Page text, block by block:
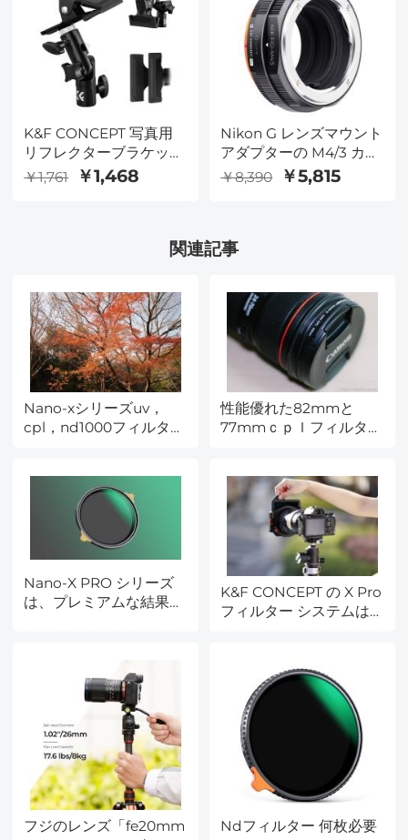
K&F CONCEPT 写真用
リフレクターブラケット
頑丈な金属製クリップブ
ラケット 5/8インチライ
￥1,761 ￥1,468
Nikon G レンズマウント
アダプターの M4/3 カメ
ラ
￥8,390 ￥5,815
関連記事
Nano-xシリーズuv，
cpl，nd1000フィルター
性能優れた82mmと
77mmｃｐｌフィルタ
Nano-X PRO シリーズ
は、プレミアムな結果と
K&F CONCEPT の X Pro
フィルター システムは
フジのレンズ「fe20mm
Ndフィルター 何枚必要